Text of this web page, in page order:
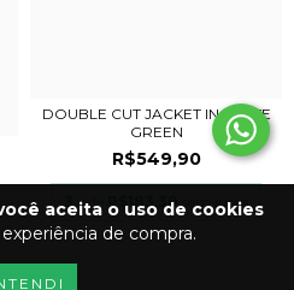
aceita o uso de cookies
de compra.
DOUBLE CUT JACKET IN WHITE
GREEN
R$549,90
3 x de R$183,30 sem juros